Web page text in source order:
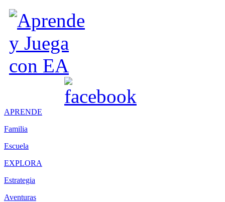
APRENDE
Familia
Escuela
EXPLORA
Estrategia
Aventuras